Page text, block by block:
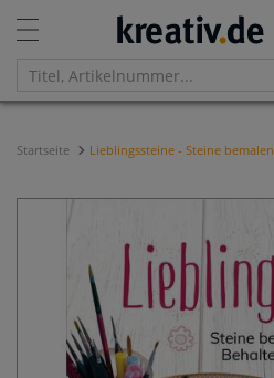
Startseite Lieblingssteine - Steine bemalen